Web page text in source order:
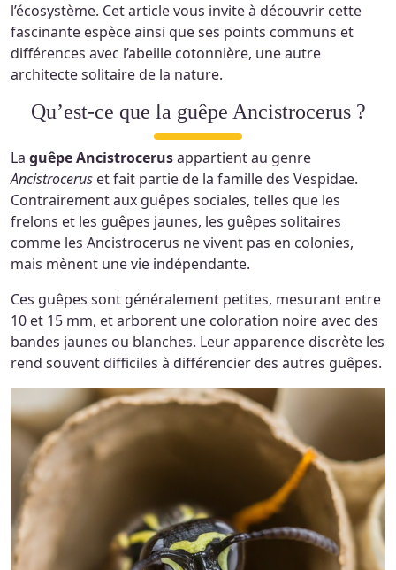
l’écosystème. Cet article vous invite à découvrir cette
fascinante espèce ainsi que ses points communs et
différences avec l’abeille cotonnière, une autre
architecte solitaire de la nature.
Qu’est-ce que la guêpe Ancistrocerus ?
La guêpe Ancistrocerusappartient au genre
Ancistrocerus et fait partie de la famille des Vespidae.
Contrairement aux guêpes sociales, telles que les
frelons et les guêpes jaunes, les guêpes solitaires
comme les Ancistrocerus ne vivent pas en colonies,
mais mènent une vie indépendante.
Ces guêpes sont généralement petites, mesurant entre
10 et 15 mm, et arborent une coloration noire avec des
bandes jaunes ou blanches. Leur apparence discrète les
rend souvent difficiles à différencier des autres guêpes.